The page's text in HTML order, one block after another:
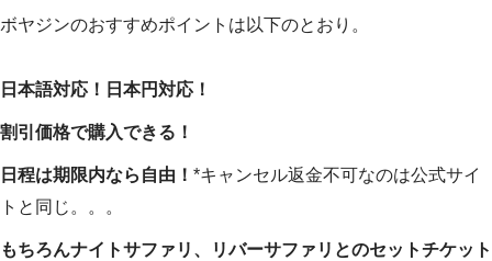
ボヤジンのおすすめポイントは以下のとおり。
日本語対応！日本円対応！
割引価格で購入できる！
日程は期限内なら自由！ *キャンセル返金不可なのは公式サイ
トと同じ。。。
もちろんナイトサファリ、リバーサファリとのセットチケット